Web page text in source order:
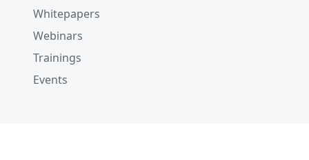
Whitepapers
Webinars
Trainings
Events